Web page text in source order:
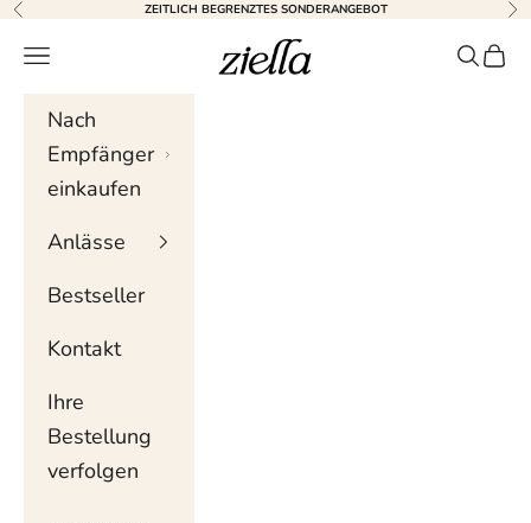
Zum Inhalt springen
Zurück ZEITLICH BEGRENZTES SONDERANGEBOT
Ziella
Navigationsmenü Suche
Nach
Empfänger
einkaufen
Anlässe
Bestseller
Kontakt
Ihre
Bestellung
verfolgen